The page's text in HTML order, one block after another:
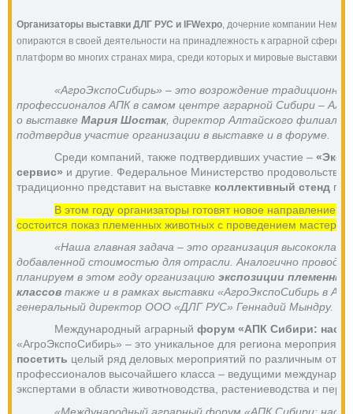
Организаторы выставки ДЛГ РУС и IFWexpo, дочерние компании
опираются в своей деятельности на принадлежность к аграрной сфере
платформ во многих странах мира, среди которых и мировые выставки
«АгроЭкспоСибирь» – это возрождение
профессионалов АПК в самом центре аграрной Сибири –
о выставке Мария Шостак, директор Алтайского филиала
подтвердив участие организации в выставке и в форуме.
Среди компаний, также подтвердивших участие –
сервис» и другие. Федеральное Министерство
традиционно представит на выставке коллективный стенд
В этом году организаторы готовят новое направление
состоится показ племенных животных с проведением мастер-
«Наша главная задача – это организация
добавленной стоимостью для отрасли. Аналогично
планируем в этом году организацию экспозиции
классов также и в рамках выставки «АгроЭкспоСибирь в
генеральный директор ООО «ДЛГ РУС» Геннадий Мындру.
Международный аграрный форум «АПК Сибири:
«АгроЭкспоСибирь» – это уникальное для региона
посетить целый ряд деловых мероприятий по различным
профессионалов высочайшего класса – ведущими
экспертами в области животноводства, растениеводства и
«Международный аграрный форум «АПК Сибири: